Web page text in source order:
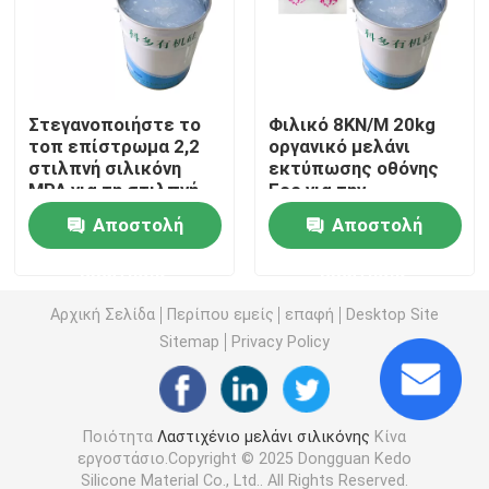
Υγρή φορμάροντας σιλικόνη
Σιλικόνη καλτσών
Μελάνι εκτύπωσης μεταφοράς θερμότητας
Σιλικόνη μεταλλινών
Στιλπνή σιλικόνη
Ηλεκτρικά αγώγιμο λάστιχο σιλικόνης
Στεγανοποιήστε το
τοπ επίστρωμα 2,2
στιλπνή σιλικόνη
MPA για τη στιλπνή
επίδραση
επιφάνειας Shinny
Αποστολή
Φιλικό 8KN/M 20kg
οργανικό μελάνι
εκτύπωσης οθόνης
Eco για την
εκτύπωση
επιφάνειας μεγάλης
περιοχής
Αποστολή
Αρχική Σελίδα Περίπου εμείς επαφή
Desktop Site
Sitemap
Privacy Policy
Ποιότητα Λαστιχένιο μελάνι σιλικόνης Κίνα
εργοστάσιο.Copyright © 2025 Dongguan Kedo
Silicone Material Co., Ltd.. All Rights Reserved.